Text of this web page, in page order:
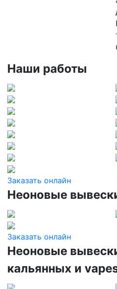
Наши работы
Заказать онлайн
Неоновые
Заказать онлайн
Неоновые
кальянных и